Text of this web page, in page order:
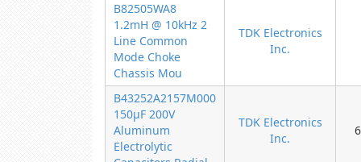
B82505WA8
1.2mH @ 10kHz 2
Line Common
Mode Choke
Chassis Mou
TDK Electronics
Inc.
B43252A2157M000
150µF 200V
Aluminum
Electrolytic
TDK Electronics
Inc.